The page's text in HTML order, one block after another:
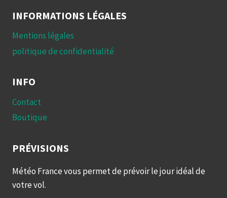
INFORMATIONS LÉGALES
Mentions légales
politique de confidentialité
INFO
Contact
Boutique
PRÉVISIONS
Météo France vous permet de prévoir le jour idéal de
votre vol.